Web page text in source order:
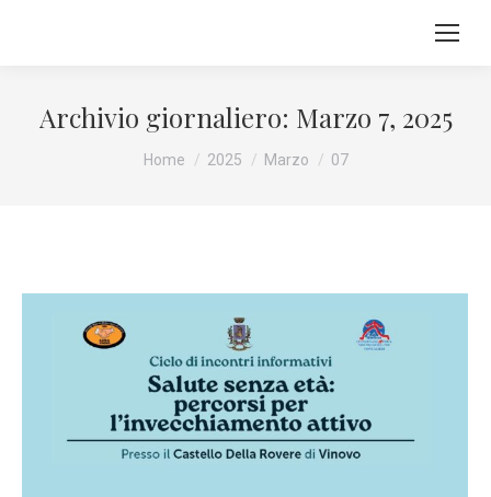
Archivio giornaliero: Marzo 7, 2025
Tu sei qui:
Home 2025 Marzo 07